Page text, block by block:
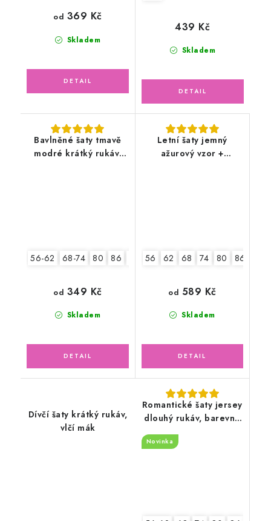
Skladem
od 369 Kč
Skladem
439 Kč
Bavlněné šaty tmavě
modré krátký rukáv,
56-62 68-74 80 86
Skladem
od 349 Kč
Letní šaty jemný
ažurový vzor +
56 62 68 74 80 86
Skladem
od 589 Kč
Dívčí šaty krátký rukáv,
vlčí mák
Romantické šaty jersey
dlouhý rukáv, barevné
květinky
Novinka